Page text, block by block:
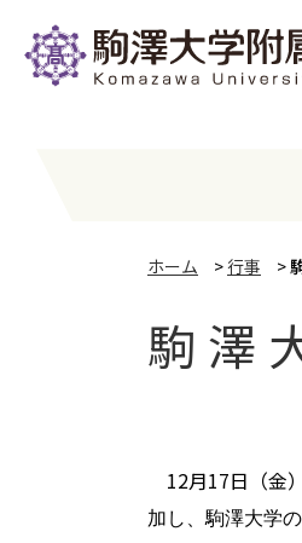
ホーム >行事 >
駒澤
12月17日（金
加し、駒澤大学